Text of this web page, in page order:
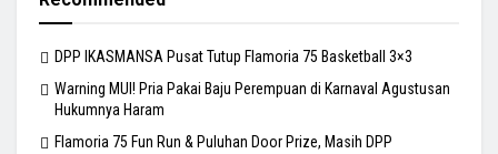
DPP IKASMANSA Pusat Tutup Flamoria 75 Basketball 3×3
Warning MUI! Pria Pakai Baju Perempuan di Karnaval Agustusan
Hukumnya Haram
Flamoria 75 Fun Run & Puluhan Door Prize, Masih DPP